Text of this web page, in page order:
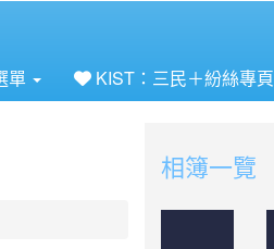
單 KIST：三民＋紛絲專頁
相簿一覽